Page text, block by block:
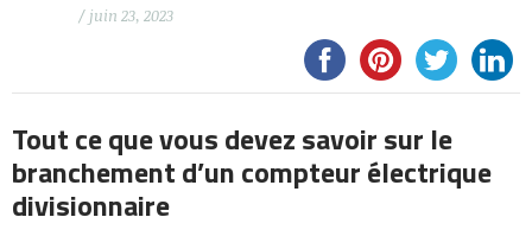
/ juin 23, 2023
Tout ce que vous devez savoir sur le
branchement d’un compteur électrique
divisionnaire